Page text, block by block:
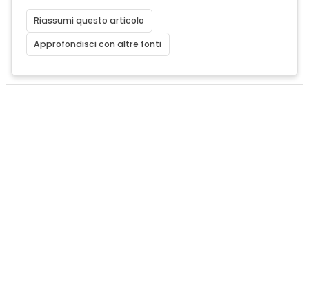
Riassumi questo articolo
Approfondisci con altre fonti